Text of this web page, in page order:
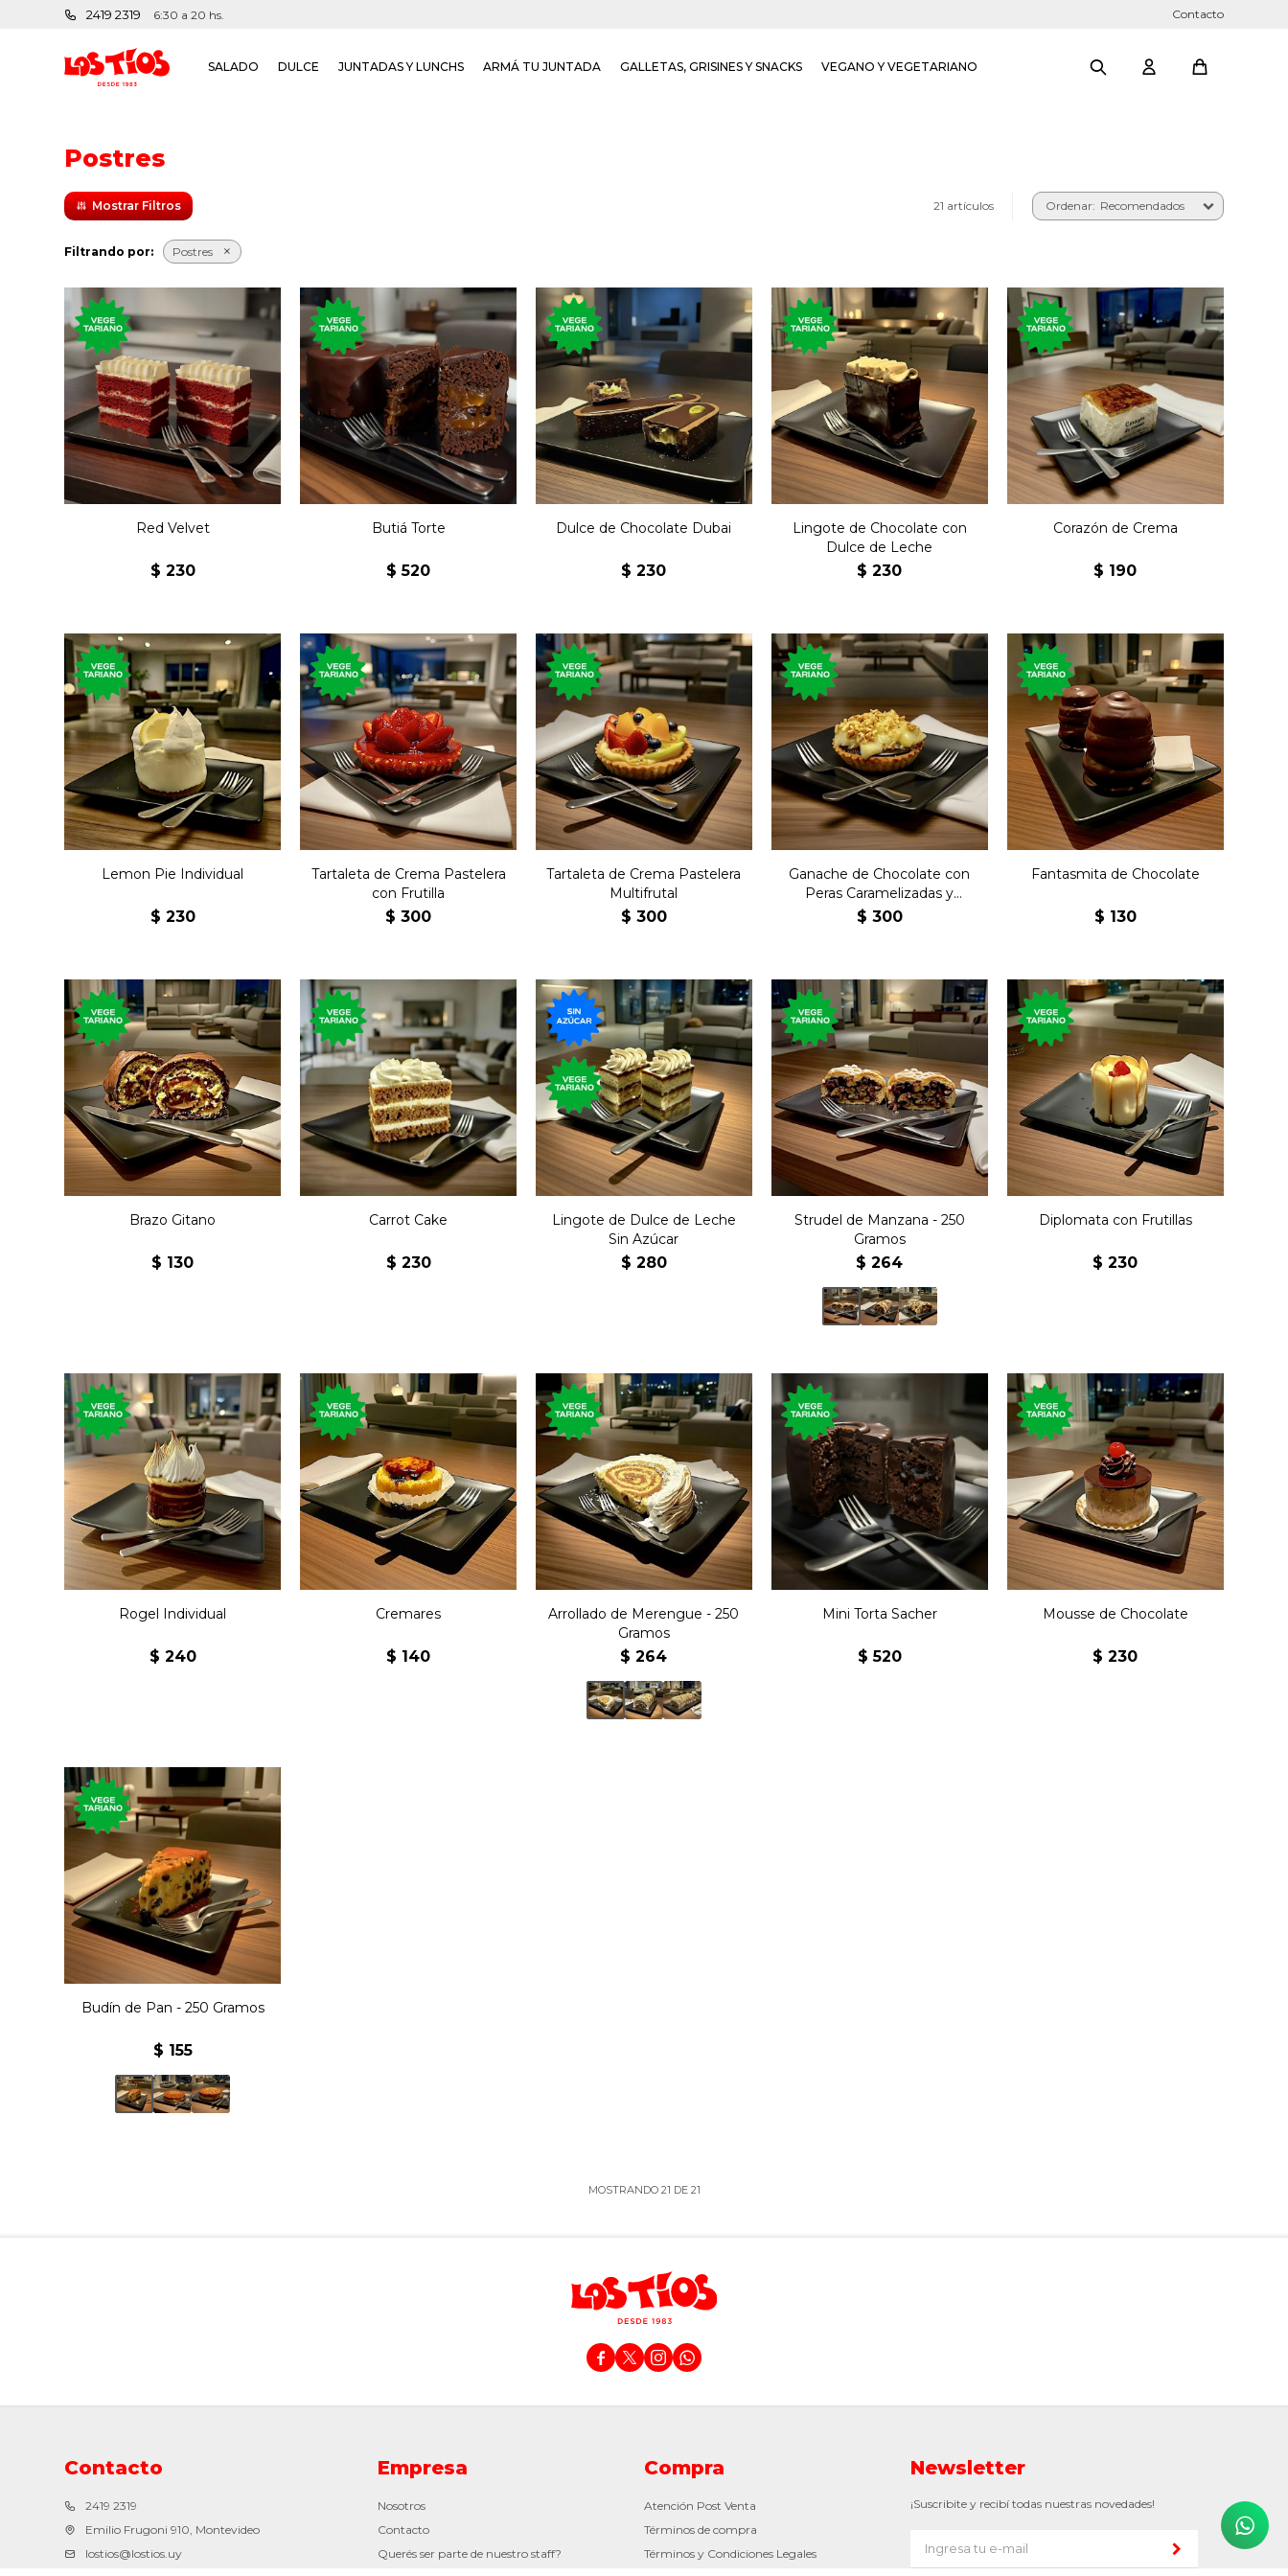
SALADO DULCE JUNTADAS Y LUNCHS ARMÁ TU JUNTADA GALLETAS, GRISINES Y SNACKS VEGANO Y VEGETARIANO
2419 2319 6:30 a 20 hs. Contacto
Postres
21 artículos Recomendados
Filtrando por: Postres
Clásico postre
neoyorquino con
bizcochuelo rojo y frosting
de queso.
Red Velvet
$ 230
Postre con base en la
torta sacher, con
chocolate semi amargo y
mermelada de butiá.
Butiá Torte
$ 520
Dulce de chocolate
relleno de pistacho.
Dulce de Chocolate Dubai
$ 230
Postre con chocolate,
dulce de leche y crema de
avellanas.
Lingote de Chocolate con
Dulce de Leche
$ 230
Base de pionono con
relleno de chantilly,
cubierto con una capa de
dulce de leche quemado.
Corazón de Crema
$ 190
Torta con crema de limón,
chantilly y topping de
merengue.
Lemon Pie Individual
$ 230
Tartaleta con crema
pastelera y frutilla bañada
en jalea roja.
Tartaleta de Crema Pastelera
con Frutilla
$ 300
Tartaleta con crema
pastelera, durazno, ananá,
kiwi, arándanos y frutilla;
bañada en jalea.
Tartaleta de Crema Pastelera
Multifrutal
$ 300
Ganache de chocolate en
base crocante con peras
caramelizadas y nueces.
Ganache de Chocolate con
Peras Caramelizadas y
Nueces
$ 300
Postre de chocolate,
relleno de merengue, con
base crocante.
Fantasmita de Chocolate
$ 130
Postre de chocolate,
relleno de merengue, con
base crocante.
Brazo Gitano
$ 130
Postre con zanahoria,
nueces y frosting de
queso.
Carrot Cake
$ 230
Postre de bizcochuelo
con dulce de leche sin
azúcar.
Lingote de Dulce de Leche
Sin Azúcar
$ 280
250 gramos del postre
tradicional de manzana de
la cocina austríaca y
alemana.
Strudel de Manzana - 250
Gramos
$ 264
Postre de bizcochuelo
con chantilly, frutillas,
rodeado de lengüitas.
Diplomata con Frutillas
$ 230
Postre con milhojas de
dulce de leche y
merengue.
Rogel Individual
$ 240
Postre de píonono con
crema pastelera y
caramelo.
Cremares
$ 140
250 gramos de postre
arrollado de merengue y
dulce de leche.
Arrollado de Merengue - 250
Gramos
$ 264
Postre de la torta clásica
de la repostería austríaca
con chocolate semi
amargo y mermelada de
damasco.
Mini Torta Sacher
$ 520
Postre de chocolate con
tope de cereza.
Mousse de Chocolate
$ 230
250 gramos del clásico
postre elaborado con pan,
huevos, vainilla, pasas y
azúcar.
Budín de Pan - 250 Gramos
$ 155
MOSTRANDO 21 DE 21
   
Contacto
2419 2319
Emilio Frugoni 910, Montevideo
lostios@lostios.uy
Empresa
Nosotros
Contacto
Querés ser parte de nuestro staff?
Compra
Atención Post Venta
Términos de compra
Términos y Condiciones Legales
Newsletter
¡Suscribite y recibí todas nuestras novedades!